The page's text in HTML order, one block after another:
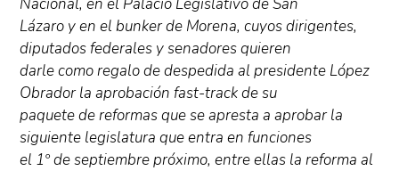
Lázaro y en el bunker de Morena, cuyos dirigentes,
diputados federales y senadores quieren
darle como regalo de despedida al presidente López
Obrador la aprobación fast-track de su
paquete de reformas que se apresta a aprobar la
siguiente legislatura que entra en funciones
el 1º de septiembre próximo, entre ellas la reforma al